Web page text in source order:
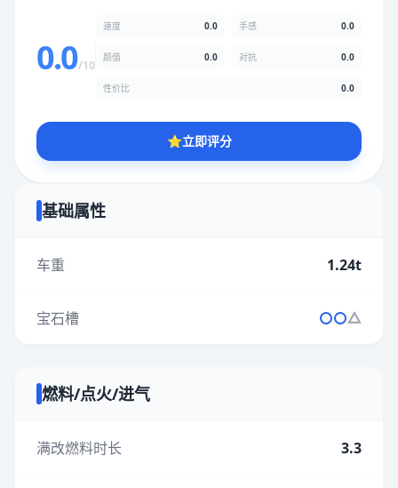
0.0/10
速度 0.0 手感 0.0
颜值 0.0 对抗 0.0
性价比 0.0
⭐立即评分
基础属性
车重 1.24t
宝石槽
燃料/点火/进气
满改燃料时长 3.3
★★ ★ ★
性价比
★★★★★★★★★★